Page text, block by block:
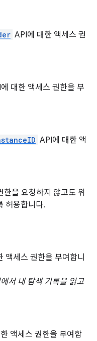
API에 대한 액세스 권
대한 액세스 권한을 부
API에 대한 액
을 요청하지 않고도 위
허용합니다.
액세스 권한을 부여합니
서 내 탐색 기록을 읽고
액세스 권한을 부여합